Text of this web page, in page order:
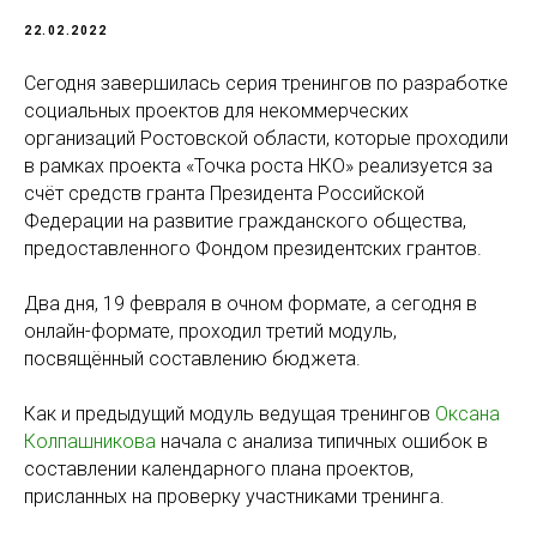
22.02.2022
Сегодня завершилась серия тренингов по разработке
социальных проектов для некоммерческих
организаций Ростовской области, которые проходили
в рамках проекта «Точка роста НКО» реализуется за
счёт средств гранта Президента Российской
Федерации на развитие гражданского общества,
предоставленного Фондом президентских грантов.
Два дня, 19 февраля в очном формате, а сегодня в
онлайн-формате, проходил третий модуль,
посвящённый составлению бюджета.
Как и предыдущий модуль ведущая тренингов Оксана
Колпашникова начала с анализа типичных ошибок в
составлении календарного плана проектов,
присланных на проверку участниками тренинга.